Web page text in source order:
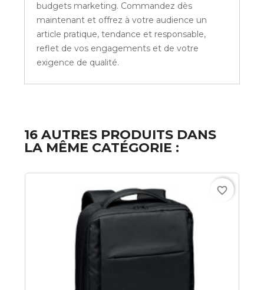
budgets marketing. Commandez dès
maintenant et offrez à votre audience un
article pratique, tendance et responsable,
reflet de vos engagements et de votre
exigence de qualité.
16 AUTRES PRODUITS DANS
LA MÊME CATÉGORIE :
favorite_border